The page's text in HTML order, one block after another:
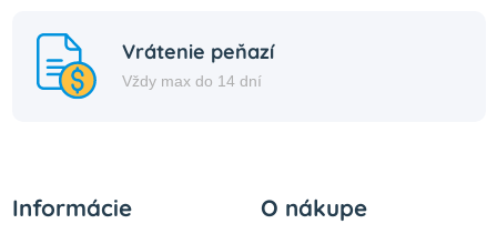
Vrátenie peňazí
Vždy max do 14 dní
Informácie O nákupe